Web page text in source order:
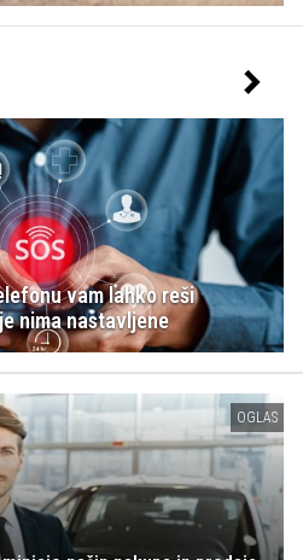
vam lahko reši
nima nastavljene
OGLAS